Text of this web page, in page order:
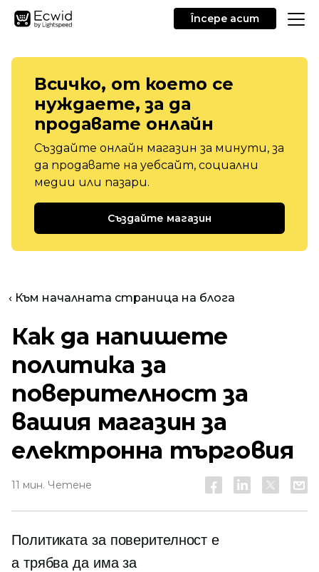
Începe acum
Всичко, от което се
нуждаете, за да
продавате онлайн
Създайте онлайн магазин за минути, за
да продавате на уебсайт, социални
медии или пазари.
Създайте магазин
‹ Към началната страница на блога
Как да напишете
политика за
поверителност за
вашия магазин за
електронна търговия
11 мин. Четене
Политиката за поверителност е
a трябва да имаза